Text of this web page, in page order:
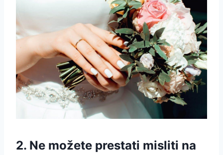
2. Ne možete prestati misliti na